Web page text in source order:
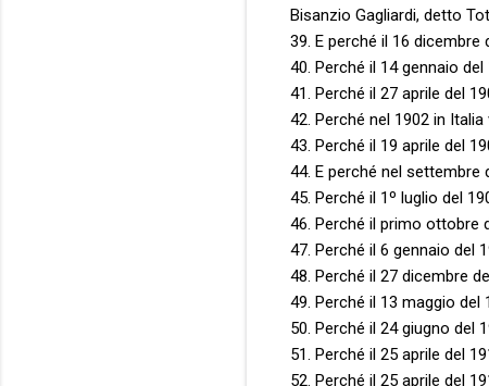
Bisanzio Gagliardi, detto
39. E perché il 16
40. Perché il 14 gennaio
41. Perché il 27 aprile del
42. Perché nel 1902 in
43. Perché il 19 aprile del
44. E perché nel settembre
45. Perché il 1º luglio del
46. Perché il primo ottobre
47. Perché il 6 gennaio del
48. Perché il 27 dicembre
49. Perché il 13 maggio del
50. Perché il 24 giugno del
51. Perché il 25 aprile del
52. Perché il 25 aprile del